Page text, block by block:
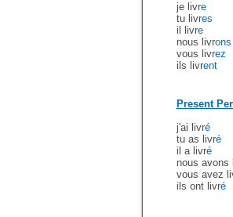
je livre
tu livres
il livre
nous livrons
vous livrez
ils livrent
Present
j'ai livré
tu as livré
il a livré
nous avons
vous avez
ils ont livré